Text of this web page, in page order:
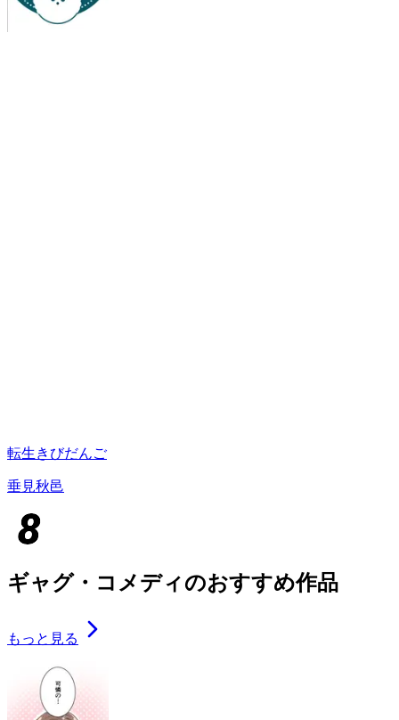
転生きびだんご
垂見秋邑
ギャグ・コメディのおすすめ作品
もっと見る